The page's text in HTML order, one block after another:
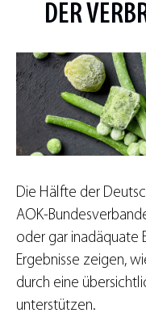
DER
Die Hälfte der
AOK-
oder gar inadäquate
Ergebnisse zeigen,
durch eine
unterstützen.